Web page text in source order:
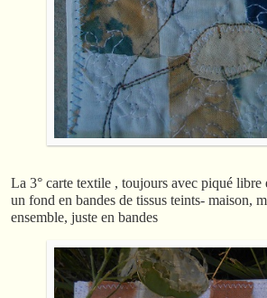
La 3° carte textile , toujours avec piqué libre
un fond en bandes de tissus teints- maison,
ensemble, juste en bandes